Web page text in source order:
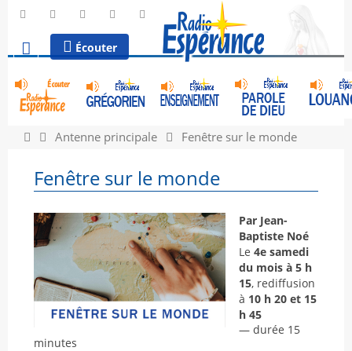
Écouter
Antenne principale Fenêtre sur le monde
Fenêtre sur le monde
Par Jean-
Baptiste Noé
Le 4e samedi
du mois à 5 h
15, rediffusion
à 10 h 20 et 15
h 45
— durée 15
minutes